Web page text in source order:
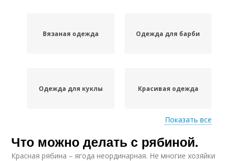
Вязаная одежда Одежда для барби
Одежда для куклы Красивая одежда
Платья для куклы Платье для куклы
Показать все
Что можно делать с рябиной.
Красная рябина – ягода неординарная. Не многие хозяйки